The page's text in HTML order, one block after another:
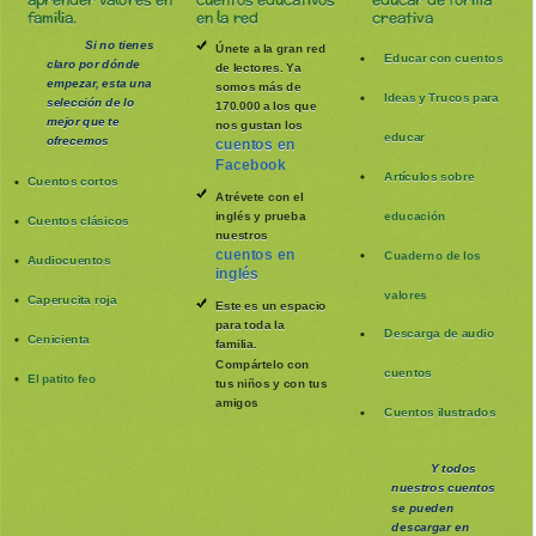
familia.
Si no tienes
claro por dónde
empezar, esta una
selección de lo
mejor que te
ofrecemos
Cuentos cortos
Cuentos clásicos
Audiocuentos
Caperucita roja
Cenicienta
El patito feo
en la red
Únete a la gran red
de lectores. Ya
somos más de
170.000 a los que
nos gustan los
cuentos en
Facebook
Atrévete con el
inglés y prueba
nuestros
cuentos en
inglés
Este es un espacio
para toda la
familia.
Compártelo con
tus niños y con tus
amigos
creativa
Educar con cuentos
Ideas y Trucos para
educar
Artículos sobre
educación
Cuaderno de los
valores
Descarga de audio
cuentos
Cuentos ilustrados
Y todos
nuestros cuentos
se pueden
descargar en